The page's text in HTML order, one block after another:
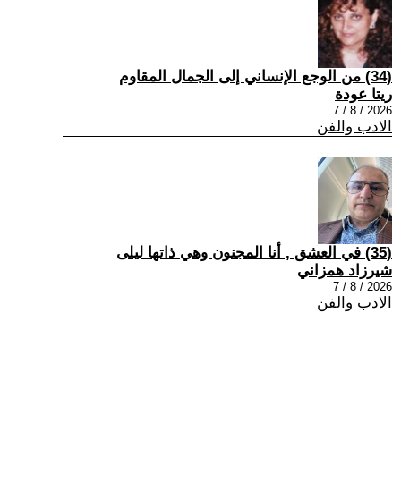
(34) من الوجع الإنساني إلى الجمال المقاوم
ريتا عودة
2026 / 8 / 7
الادب والفن
(35) في العشق , أنا المجنون وهي ذاتها ليلى
شيرزاد همزاني
2026 / 8 / 7
الادب والفن